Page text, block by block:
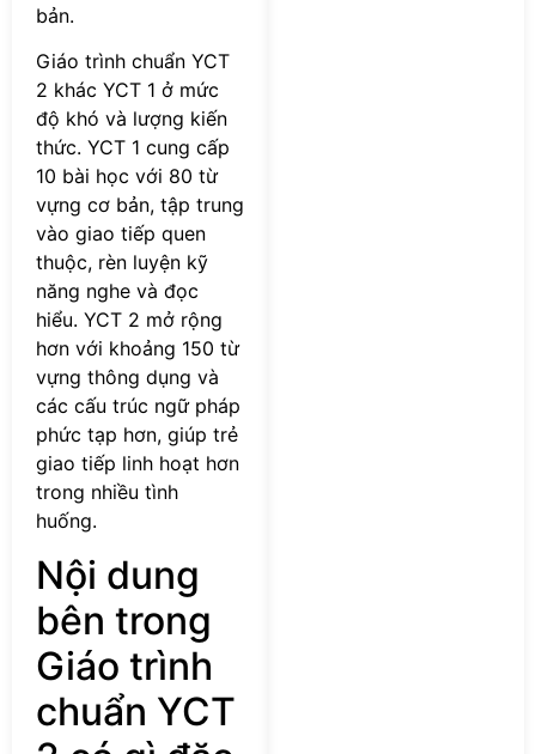
bản.
Giáo trình chuẩn YCT
2 khác YCT 1 ở mức
độ khó và lượng kiến
thức. YCT 1 cung cấp
10 bài học với 80 từ
vựng cơ bản, tập trung
vào giao tiếp quen
thuộc, rèn luyện kỹ
năng nghe và đọc
hiểu. YCT 2 mở rộng
hơn với khoảng 150 từ
vựng thông dụng và
các cấu trúc ngữ pháp
phức tạp hơn, giúp trẻ
giao tiếp linh hoạt hơn
trong nhiều tình
huống.
Nội dung
bên trong
Giáo trình
chuẩn YCT